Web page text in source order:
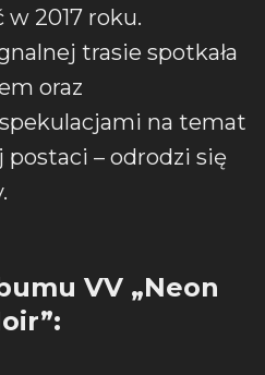
w 2017 roku.
trasie spotkała
oraz
na temat
postaci – odrodzi się
VV „Neon